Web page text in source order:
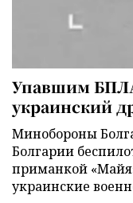
Упавшим
украинский
Минобороны
Болгарии
приманкой
украинские